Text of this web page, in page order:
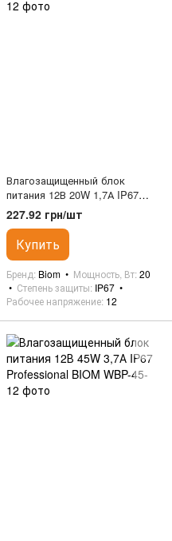
Влагозащищенный блок
питания 12В 20W 1,7А IP67
Professional BIOM
227.92 грн/шт
Купить
Бренд Biom Мощность, Вт 20
Степень защиты IP67
Рабочее напряжение 12